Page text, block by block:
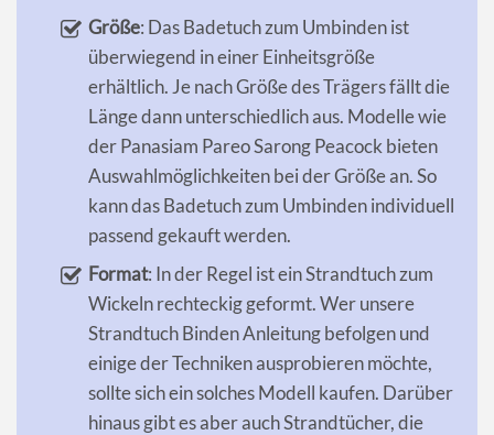
Größe: Das Badetuch zum Umbinden ist
überwiegend in einer Einheitsgröße
erhältlich. Je nach Größe des Trägers fällt die
Länge dann unterschiedlich aus. Modelle wie
der Panasiam Pareo Sarong Peacock bieten
Auswahlmöglichkeiten bei der Größe an. So
kann das Badetuch zum Umbinden individuell
passend gekauft werden.
Format: In der Regel ist ein Strandtuch zum
Wickeln rechteckig geformt. Wer unsere
Strandtuch Binden Anleitung befolgen und
einige der Techniken ausprobieren möchte,
sollte sich ein solches Modell kaufen. Darüber
hinaus gibt es aber auch Strandtücher, die